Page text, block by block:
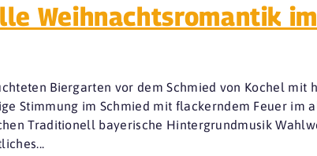
Weihnachtsromantik
Biergarten vor dem Schmied von Kochel mit
Stimmung im Schmied mit flackerndem Feuer im
Traditionell bayerische Hintergrundmusik